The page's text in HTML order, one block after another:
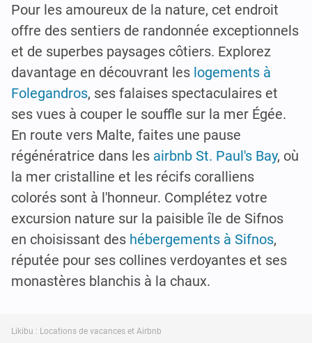
Pour les amoureux de la nature, cet endroit
offre des sentiers de randonnée exceptionnels
et de superbes paysages côtiers. Explorez
davantage en découvrant les logements à
Folegandros, ses falaises spectaculaires et
ses vues à couper le souffle sur la mer Égée.
En route vers Malte, faites une pause
régénératrice dans les airbnb St. Paul's Bay, où
la mer cristalline et les récifs coralliens
colorés sont à l'honneur. Complétez votre
excursion nature sur la paisible île de Sifnos
en choisissant des hébergements à Sifnos,
réputée pour ses collines verdoyantes et ses
monastères blanchis à la chaux.
Likibu : Locations de vacances et Airbnb